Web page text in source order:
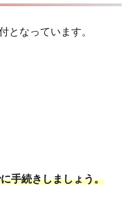
となっています。
手続きしましょう。